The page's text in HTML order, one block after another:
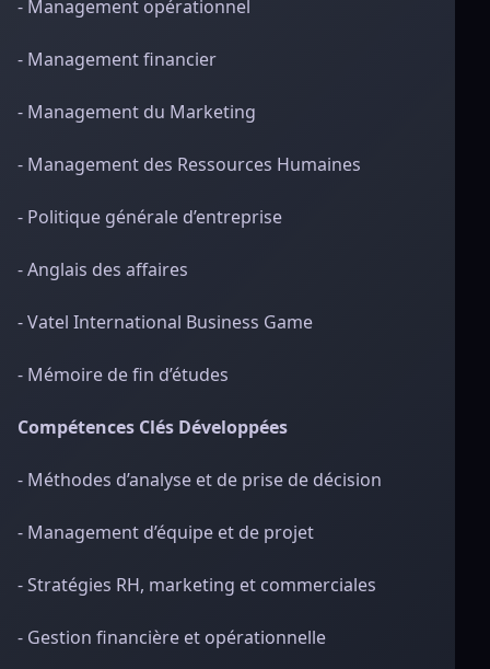
- Management opérationnel
- Management financier
- Management du Marketing
- Management des Ressources Humaines
- Politique générale d’entreprise
- Anglais des affaires
- Vatel International Business Game
- Mémoire de fin d’études
Compétences Clés Développées
- Méthodes d’analyse et de prise de décision
- Management d’équipe et de projet
- Stratégies RH, marketing et commerciales
- Gestion financière et opérationnelle